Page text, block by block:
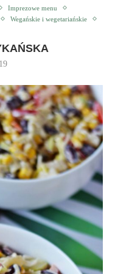
Imprezowe menu
Wegańskie i wegetariańskie